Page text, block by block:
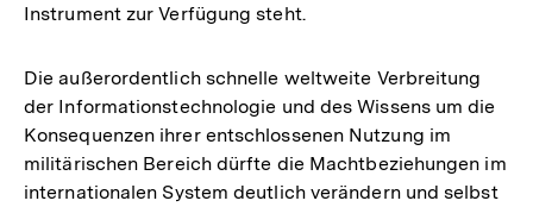
Instrument zur Verfügung steht.
Die außerordentlich schnelle weltweite Verbreitung
der Informationstechnologie und des Wissens um die
Konsequenzen ihrer entschlossenen Nutzung im
militärischen Bereich dürfte die Machtbeziehungen im
internationalen System deutlich verändern und selbst